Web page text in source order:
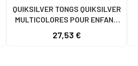
QUIKSILVER TONGS QUIKSILVER
MULTICOLORES POUR ENFANT
27,53 €